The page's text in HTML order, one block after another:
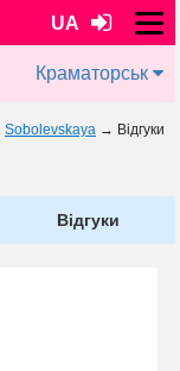
UA
Краматорськ
Sobolevskaya → Відгуки
Відгуки